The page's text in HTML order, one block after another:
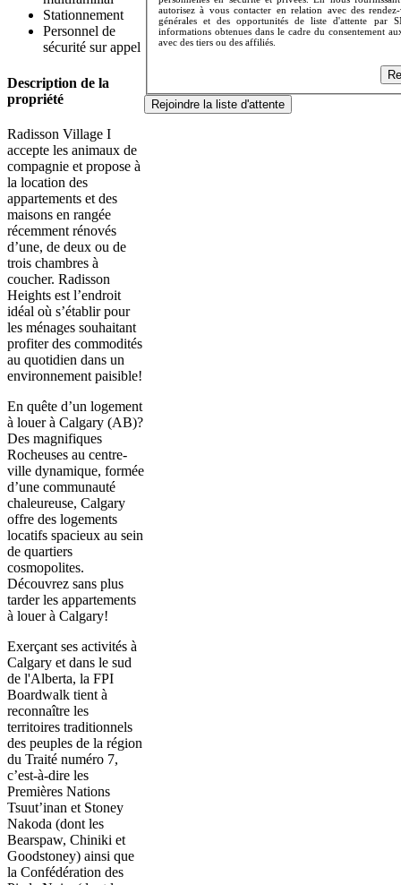
Stationnement
Personnel de
sécurité sur appel
Description de la
propriété
Radisson Village I
accepte les animaux de
compagnie et propose à
la location des
appartements et des
maisons en rangée
récemment rénovés
d’une, de deux ou de
trois chambres à
coucher. Radisson
Heights est l’endroit
idéal où s’établir pour
les ménages souhaitant
profiter des commodités
au quotidien dans un
environnement paisible!
En quête d’un logement
à louer à Calgary (AB)?
Des magnifiques
Rocheuses au centre-
ville dynamique, formée
d’une communauté
chaleureuse, Calgary
offre des logements
locatifs spacieux au sein
de quartiers
cosmopolites.
Découvrez sans plus
tarder les appartements
à louer à Calgary!
Exerçant ses activités à
Calgary et dans le sud
de l'Alberta, la FPI
Boardwalk tient à
reconnaître les
territoires traditionnels
des peuples de la région
du Traité numéro 7,
c’est-à-dire les
Premières Nations
Tsuut’inan et Stoney
Nakoda (dont les
Bearspaw, Chiniki et
Goodstoney) ainsi que
la Confédération des
autorisez à vous contacter en relation avec des
générales et des opportunités de liste d'attente par
informations obtenues dans le cadre du consentement
avec des tiers ou des affiliés.
Rejoindre la liste d'attente